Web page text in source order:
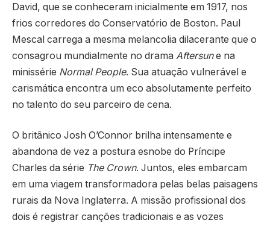
David, que se conheceram inicialmente em 1917, nos
frios corredores do Conservatório de Boston. Paul
Mescal carrega a mesma melancolia dilacerante que o
consagrou mundialmente no drama Aftersune na
minissérie Normal People. Sua atuação vulnerável e
carismática encontra um eco absolutamente perfeito
no talento do seu parceiro de cena.
O britânico Josh O’Connor brilha intensamente e
abandona de vez a postura esnobe do Príncipe
Charles da série The Crown. Juntos, eles embarcam
em uma viagem transformadora pelas belas paisagens
rurais da Nova Inglaterra. A missão profissional dos
dois é registrar canções tradicionais e as vozes